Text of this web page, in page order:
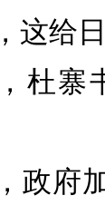
这给
杜
政府